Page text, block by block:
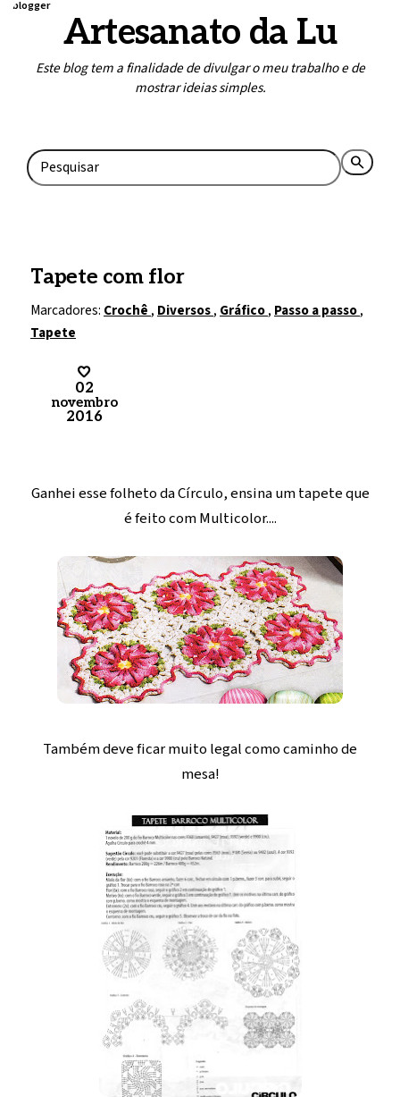
blogger
Artesanato da Lu
Este blog tem a finalidade de divulgar o meu trabalho e de
mostrar ideias simples.
search
Tapete com flor
Marcadores: Crochê , Diversos, Gráfico, Passo a passo,
Tapete
02
novembro
2016
Ganhei esse folheto da Círculo, ensina um tapete que
é feito com Multicolor....
Também deve ficar muito legal como caminho de
mesa!